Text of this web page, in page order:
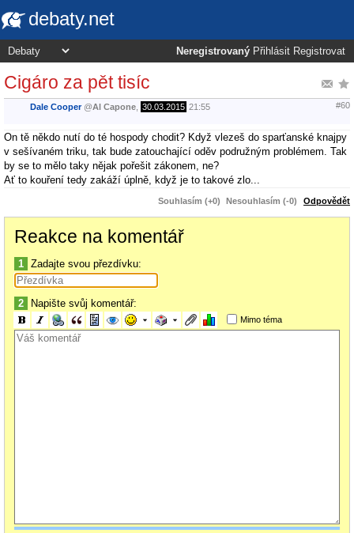
debaty.net
Neregistrovaný Přihlásit Registrovat
Cigáro za pět tisíc
Dale Cooper @Al Capone 30.03.2015 21:55 #60
On tě někdo nutí do té hospody chodit? Když vlezeš do sparťanské knajpy
v sešívaném triku, tak bude zatouchající oděv podružným problémem. Tak
by se to mělo taky nějak pořešit zákonem, ne?
Ať to kouření tedy zakáží úplně, když je to takové zlo...
Souhlasím (+0) Nesouhlasím (-0) Odpovědět
Reakce na komentář
1 Zadajte svou přezdívku:
2 Napište svůj komentář:
Mimo téma